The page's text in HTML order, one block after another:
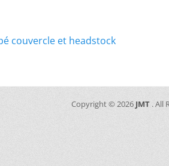
couvercle et headstock
Copyright © 2026 JMT . All